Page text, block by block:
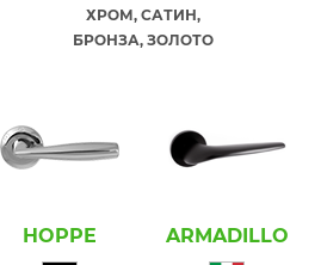
ХРОМ, САТИН,
БРОНЗА, ЗОЛОТО
HOPPE ARMADILLO